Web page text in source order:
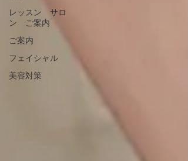
レッスン サロ
ン ご案内
ご案内
フェイシャル
美容対策